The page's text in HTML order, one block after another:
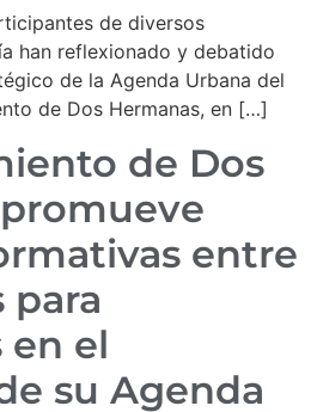
de diversos
han reflexionado y debatido
de la Agenda Urbana del
de Dos Hermanas, en […]
de Dos
entre
para
en el
su Agenda